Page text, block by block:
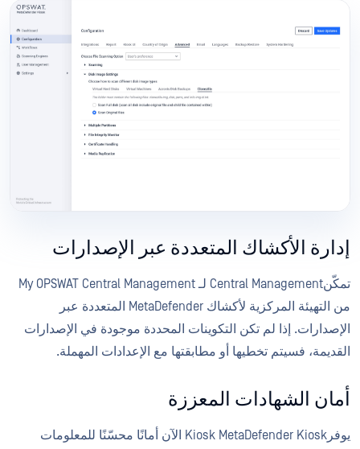
إدارة الأكشاك المتعددة عبر الإصدارات
تمكّنCentral Management لـ My OPSWAT Central Management
من التهيئة المركزية لأكشاك MetaDefender المتعددة عبر
الإصدارات. إذا لم تكن التكوينات المحددة موجودة في الإصدارات
القديمة، فسيتم تخطيها أو مطابقتها مع الإعدادات المهملة.
أمان الشهادات المعززة
يوفرKiosk MetaDefender Kiosk الآن أمانًا محسّنًا للمعلومات